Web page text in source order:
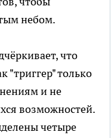
небом.
что
"триггер" только
и не
возможностей.
четыре